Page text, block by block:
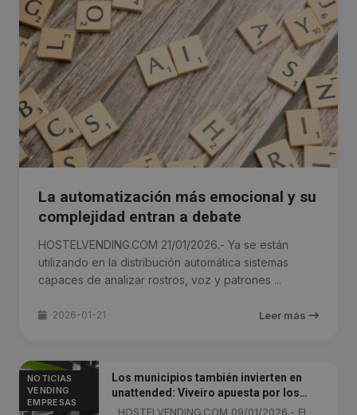
La automatización más emocional y su
complejidad entran a debate
HOSTELVENDING.COM 21/01/2026.- Ya se están
utilizando en la distribución automática sistemas
capaces de analizar rostros, voz y patrones ...
2026-01-21 Leer más
NOTICIAS
VENDING
EMPRESAS
Los municipios también invierten en
unattended: Viveiro apuesta por los
platos preparados y las smart lockers